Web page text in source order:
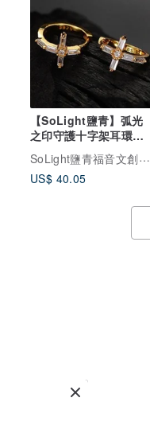
【SoLight鹽青】弧光
之印守護十字架耳環耳
釘 SL366 SL367
SoLight鹽青福音文創禮品
US$ 40.05